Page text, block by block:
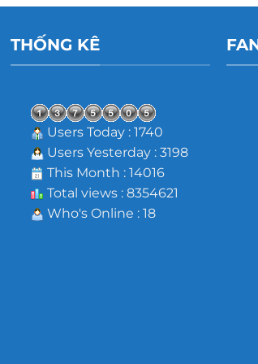
THỐNG KÊ
Users Today : 1740
Users Yesterday : 3198
This Month : 14016
Total views : 8354621
Who's Online : 18